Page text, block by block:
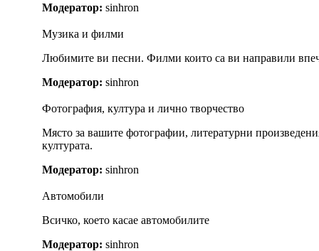
Модератор: sinhron
Музика и филми
Любимите ви песни. Филми които са ви направили
Модератор: sinhron
Фотография, култура и лично творчество
Място за вашите фотографии, литературни
културата.
Модератор: sinhron
Автомобили
Всичко, което касае автомобилите
Модератор: sinhron